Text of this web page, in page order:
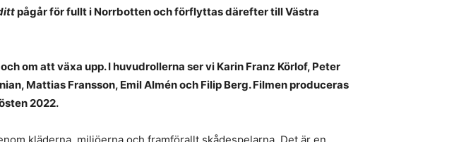
pågår för fullt i Norrbotten och förflyttas därefter till Västra
om att växa upp. I huvudrollerna ser vi Karin Franz Körlof, Peter
Mattias Fransson, Emil Almén och Filip Berg. Filmen produceras
2022.